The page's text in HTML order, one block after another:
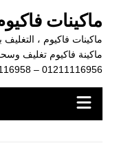
المحتوى
ماكينات
ماكينات فاكيوم ، التغليف
01211116956 – 01211116958